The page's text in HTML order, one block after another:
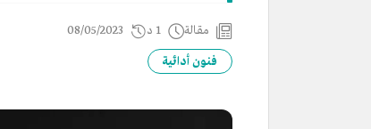
مقالة 1 د 08/05/2023
فنون أدائية